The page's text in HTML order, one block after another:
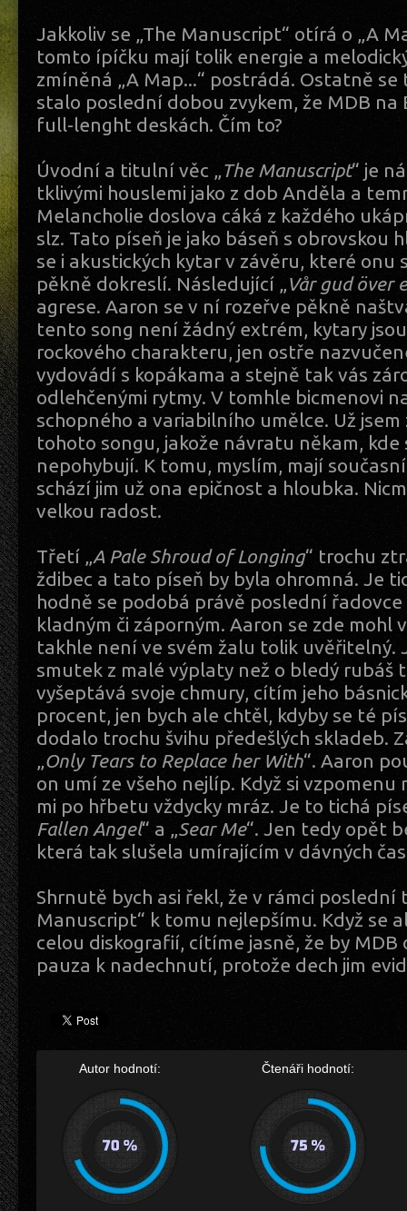
Jakkoliv se „The Manuscript“ otírá o „A
tomto ípíčku mají tolik energie a
zmíněná „A Map...“ postrádá. Ostatně se
stalo poslední dobou zvykem, že MDB na
full-lenght deskách. Čím to?
Úvodní a titulní věc „The Manuscript“ je
tklivými houslemi jako z dob Anděla a
Melancholie doslova cáká z každého
slz. Tato píseň je jako báseň s obrovskou
se i akustických kytar v závěru, které onu
pěkně dokreslí. Následující „Vår gud över
agrese. Aaron se v ní rozeřve pěkně
tento song není žádný extrém, kytary
rockového charakteru, jen ostře
vydovádí s kopákama a stejně tak vás
odlehčenými rytmy. V tomhle bicmenovi
schopného a variabilního umělce. Už
tohoto songu, jakože návratu někam, kde
nepohybují. K tomu, myslím, mají
schází jim už ona epičnost a hloubka.
velkou radost.
Třetí „A Pale Shroud of Longing“ trochu
ždibec a tato píseň by byla ohromná. Je
hodně se podobá právě poslední řadovce
kladným či záporným. Aaron se zde mohl
takhle není ve svém žalu tolik uvěřitelný.
smutek z malé výplaty než o bledý rubáš
vyšeptává svoje chmury, cítím jeho
procent, jen bych ale chtěl, kdyby se té
dodalo trochu švihu předešlých skladeb.
„Only Tears to Replace her With“. Aaron
on umí ze všeho nejlíp. Když si vzpomenu
mi po hřbetu vždycky mráz. Je to tichá
Fallen Angel“ a „Sear Me“. Jen tedy opět
která tak slušela umírajícím v dávných
Shrnutě bych asi řekl, že v rámci poslední
Manuscript“ k tomu nejlepšímu. Když se
celou diskografií, cítíme jasně, že by
pauza k nadechnutí, protože dech jim
Autor hodnotí: Čtenáři hodnotí: